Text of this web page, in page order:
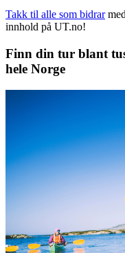
Takk til alle som bidrar
innhold på UT.no!
Finn din tur blant
hele Norge